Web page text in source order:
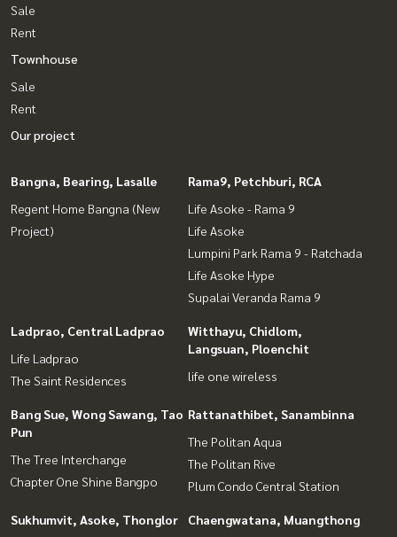
Sale
Rent
Townhouse
Sale
Rent
Our project
Bangna, Bearing, Lasalle
Regent Home Bangna (New
Project)
Rama9, Petchburi, RCA
Life Asoke - Rama 9
Life Asoke
Lumpini Park Rama 9 - Ratchada
Life Asoke Hype
Supalai Veranda Rama 9
Ladprao, Central Ladprao
Life Ladprao
The Saint Residences
Witthayu, Chidlom,
Langsuan, Ploenchit
life one wireless
Bang Sue, Wong Sawang, Tao
Pun
The Tree Interchange
Chapter One Shine Bangpo
Rattanathibet, Sanambinna
The Politan Aqua
The Politan Rive
Plum Condo Central Station
Sukhumvit, Asoke, Thonglor
Chaengwatana, Muangthong